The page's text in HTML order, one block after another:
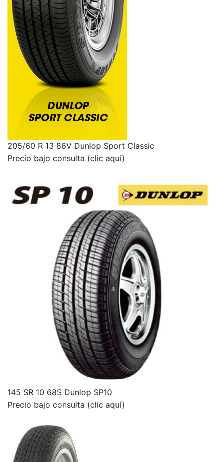
205/60 R 13 86V Dunlop Sport Classic
Precio bajo consulta (clic aquí)
145 SR 10 68S Dunlop SP10
Precio bajo consulta (clic aquí)